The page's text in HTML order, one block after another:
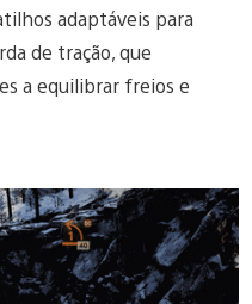
adaptáveis para
de tração, que
a equilibrar freios e